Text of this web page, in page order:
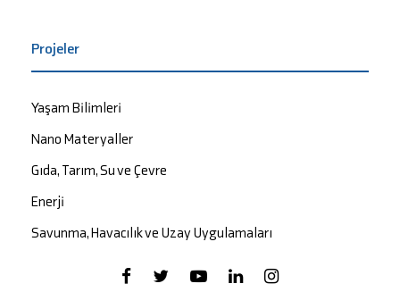
Projeler
Yaşam Bilimleri
Nano Materyaller
Gıda, Tarım, Su ve Çevre
Enerji
Savunma, Havacılık ve Uzay Uygulamaları